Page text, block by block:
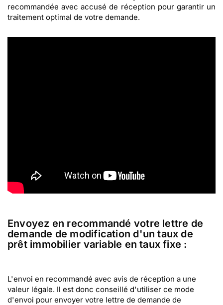
recommandée avec accusé de réception pour garantir un
traitement optimal de votre demande.
Envoyez en recommandé votre lettre de
demande de modification d'un taux de
prêt immobilier variable en taux fixe :
L'envoi en recommandé avec avis de réception a une
valeur légale. Il est donc conseillé d'utiliser ce mode
d'envoi pour envoyer votre lettre de demande de